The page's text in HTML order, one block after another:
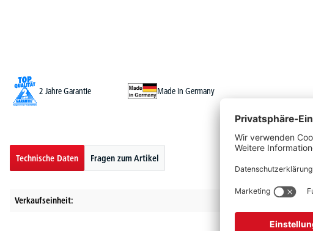
2 Jahre Garantie
Made in Germany
Technische Daten Fragen zum Artikel
Verkaufseinheit: